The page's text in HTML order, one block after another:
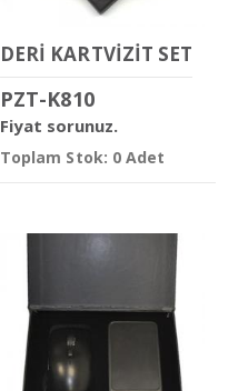
DERİ KARTVİZİT SET
PZT-K810
Fiyat sorunuz.
Toplam Stok: 0 Adet